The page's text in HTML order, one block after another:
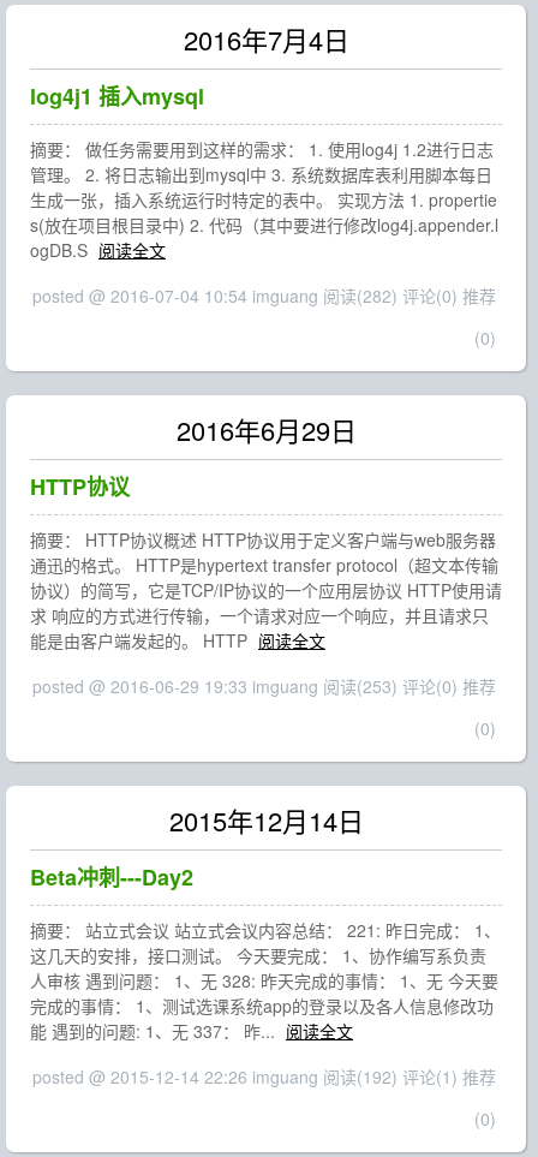
2016年7月4日
log4j1 插入mysql
摘要： 做任务需要用到这样的需求： 1. 使用log4j 1.2进行日志
管理。 2. 将日志输出到mysql中 3. 系统数据库表利用脚本每日
生成一张，插入系统运行时特定的表中。 实现方法 1. propertie
s(放在项目根目录中) 2. 代码（其中要进行修改log4j.appender.l
ogDB.S 阅读全文
posted @ 2016-07-04 10:54 imguang 阅读(282) 评论(0) 推荐
(0)
2016年6月29日
HTTP协议
摘要： HTTP协议概述 HTTP协议用于定义客户端与web服务器
通迅的格式。 HTTP是hypertext transfer protocol（超文本传输
协议）的简写，它是TCP/IP协议的一个应用层协议 HTTP使用请
求 响应的方式进行传输，一个请求对应一个响应，并且请求只
能是由客户端发起的。 HTTP 阅读全文
posted @ 2016-06-29 19:33 imguang 阅读(253) 评论(0) 推荐
(0)
2015年12月14日
Beta冲刺---Day2
摘要： 站立式会议 站立式会议内容总结： 221: 昨日完成： 1、
这几天的安排，接口测试。 今天要完成： 1、协作编写系负责
人审核 遇到问题： 1、无 328: 昨天完成的事情： 1、无 今天要
完成的事情： 1、测试选课系统app的登录以及各人信息修改功
能 遇到的问题: 1、无 337： 昨... 阅读全文
posted @ 2015-12-14 22:26 imguang 阅读(192) 评论(1) 推荐
(0)